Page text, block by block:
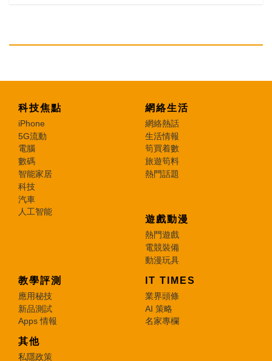
科技焦點
iPhone
5G流動
電腦
數碼
智能家居
科技
汽車
人工智能
網絡生活
網絡熱話
生活情報
筍買着數
旅遊筍料
熱門話題
遊戲動漫
熱門遊戲
電競裝備
動漫玩具
教學評測
應用秘技
新品測試
Apps 情報
IT TIMES
業界頭條
AI 策略
名家專欄
其他
私隱政策